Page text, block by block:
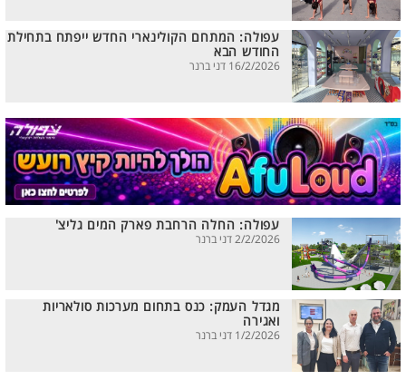
עפולה: המתחם הקולינארי החדש ייפתח בתחילת
החודש הבא
16/2/2026 דני ברנר
עפולה: החלה הרחבת פארק המים גליצ'
2/2/2026 דני ברנר
מגדל העמק: כנס בתחום מערכות סולאריות
ואגירה
1/2/2026 דני ברנר